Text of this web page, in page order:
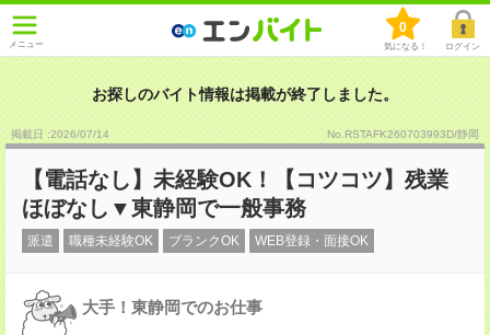
メニュー
0
気になる！ ログイン
お探しのバイト情報は掲載が終了しました。
掲載日 :2026/07/14 No.RSTAFK260703993D/静岡
【電話なし】未経験OK！【コツコツ】残業
ほぼなし▼東静岡で一般事務
派遣 職種未経験OK ブランクOK WEB登録・面接OK
大手！東静岡でのお仕事